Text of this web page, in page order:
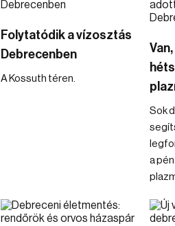
Folytatódik a vízosztás
Debrecenben
A Kossuth téren.
Sok
a